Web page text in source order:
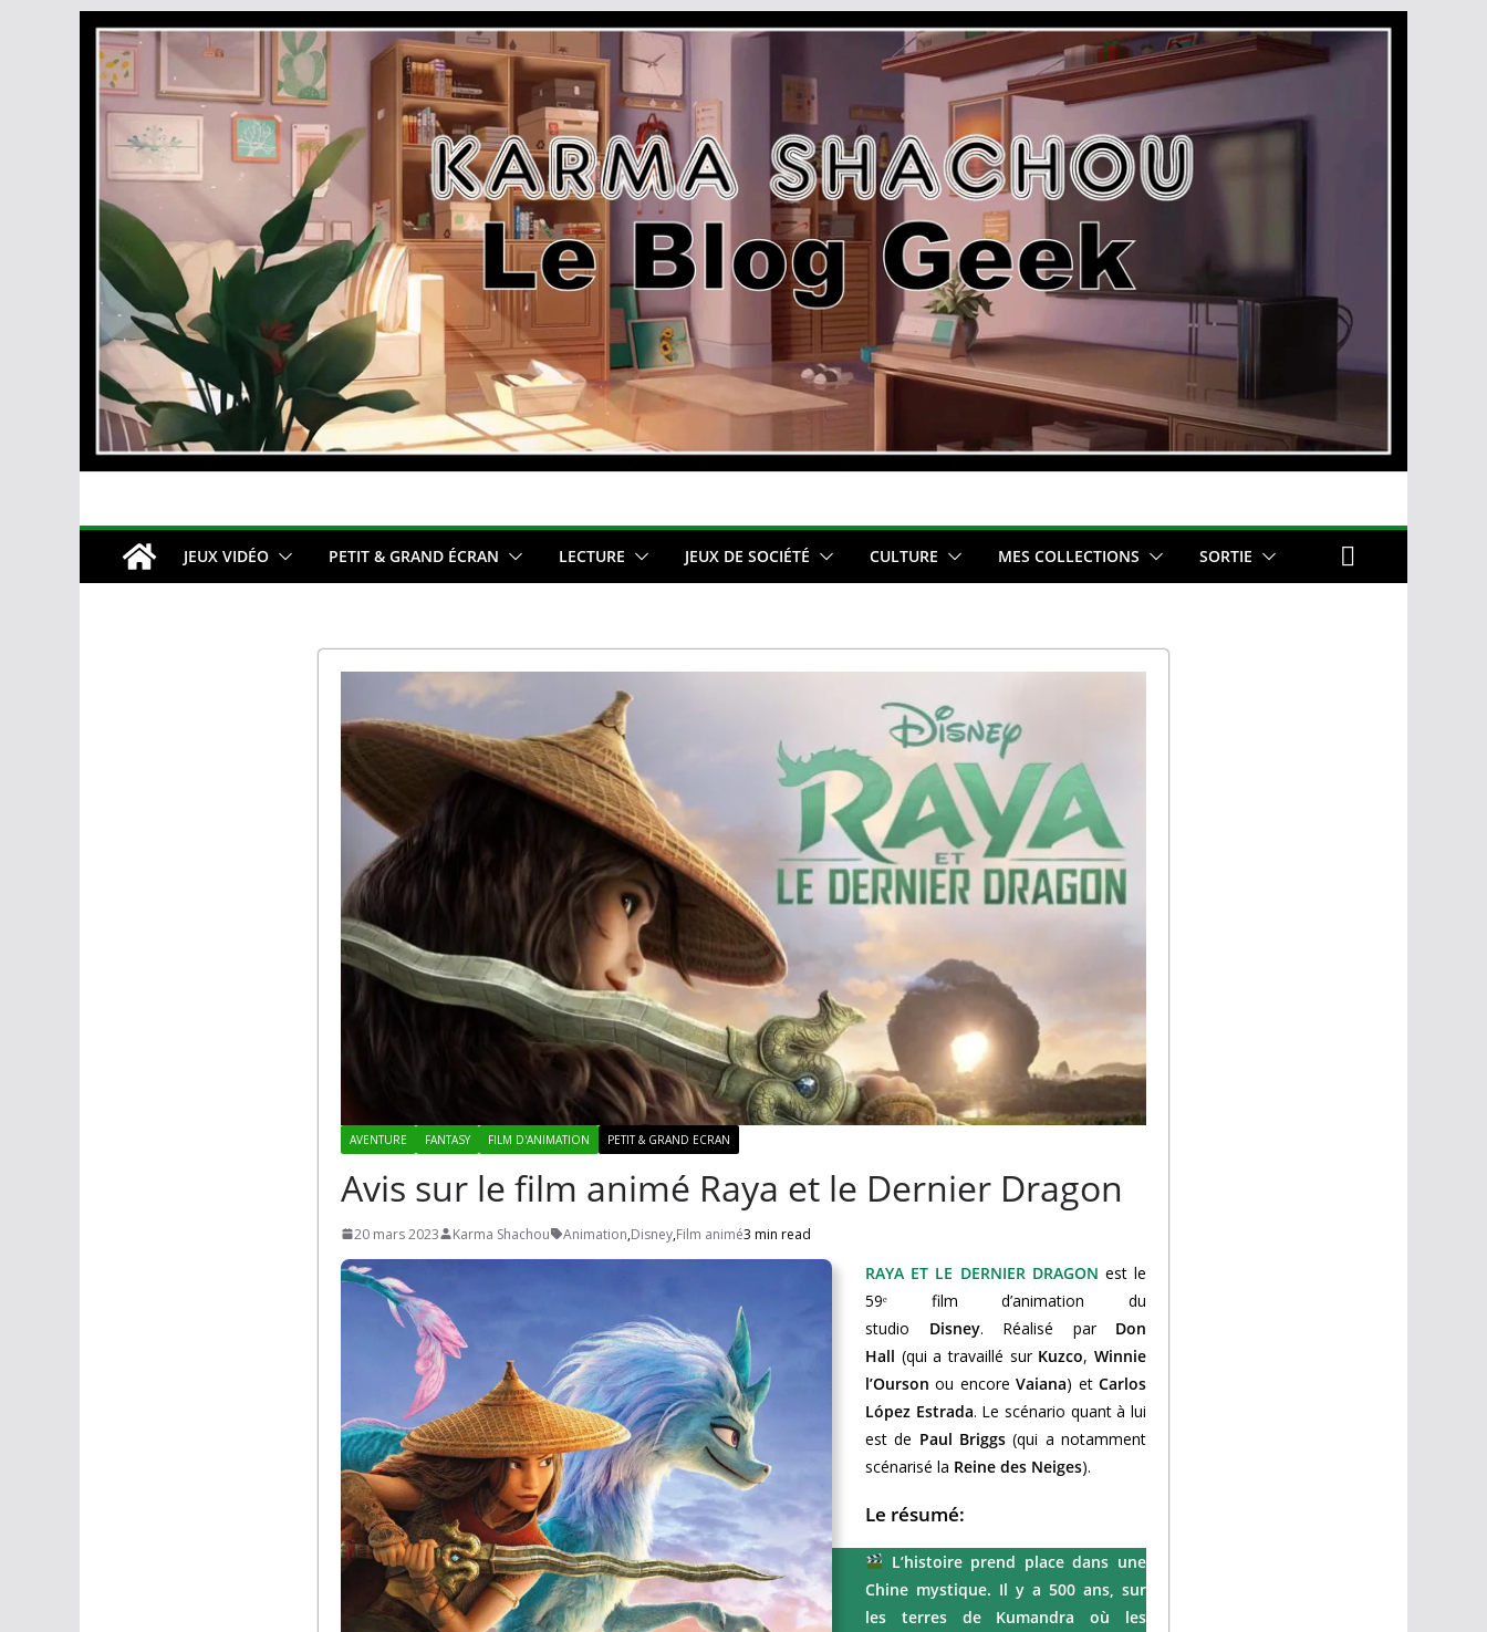
Passer
au
contenu
JEUX VIDÉO PETIT & GRAND ÉCRAN LECTURE JEUX DE SOCIÉTÉ CULTURE MES COLLECTIONS SORTIE
AVENTURE FANTASY FILM D'ANIMATION PETIT & GRAND ECRAN
Avis sur le film animé Raya et le Dernier Dragon
20 mars 2023 Karma Shachou Animation,Disney,Film animé3 min read
RAYA ET LE DERNIER DRAGON est le
59ᵉ film d’animation du
studio Disney. Réalisé par Don
Hall (qui a travaillé sur Kuzco,Winnie
l’Ourson ou encoreVaiana) etCarlos
López Estrada. Le scénario quant à lui
est de Paul Briggs (qui a notamment
scénarisé la Reine des Neiges).
Le résumé:
L’histoire prend place dans une
Chine mystique. Il y a 500 ans, sur
les terres de Kumandra où les